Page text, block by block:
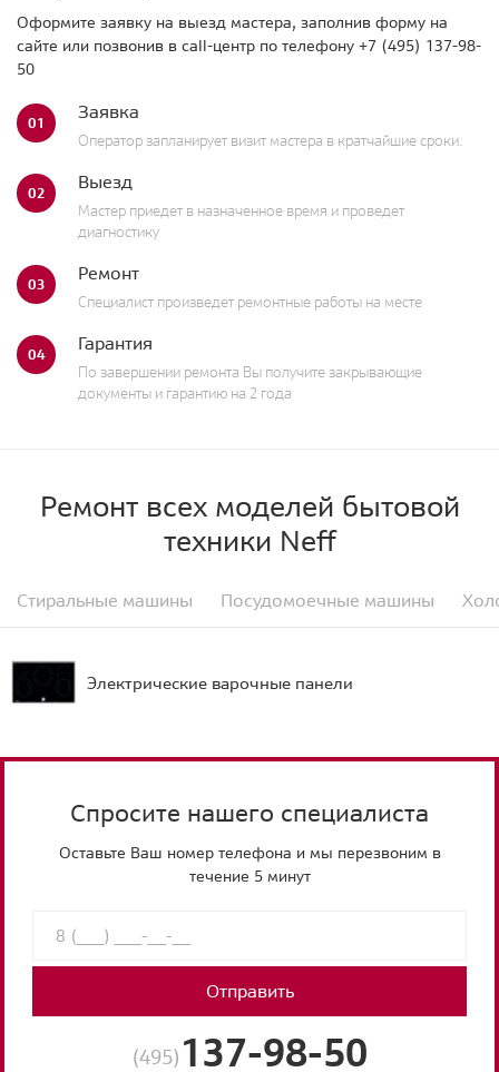
Оформите заявку на выезд мастера, заполнив форму на
сайте или позвонив в call-центр по телефону +7 (495) 137-98-
50
01 Заявка
Оператор запланирует визит мастера в кратчайшие сроки.
02 Выезд
Мастер приедет в назначенное время и проведет
диагностику
03 Ремонт
Специалист произведет ремонтные работы на месте
04 Гарантия
По завершении ремонта Вы получите закрывающие
документы и гарантию на 2 года
Ремонт всех моделей бытовой
техники Neff
Стиральные машины Посудомоечные машины
Электрические варочные панели
Спросите нашего специалиста
Оставьте Ваш номер телефона и мы перезвоним в
течение 5 минут
Отправить
(495) 137-98-50